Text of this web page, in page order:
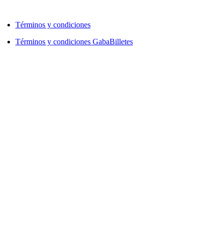
Términos y condiciones
Términos y condiciones GabaBilletes